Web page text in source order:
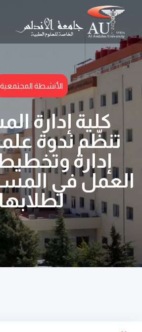
الأنشطة المجتمعية
كلية إدارة
تنظّم ندوة
إدارة
العمل في